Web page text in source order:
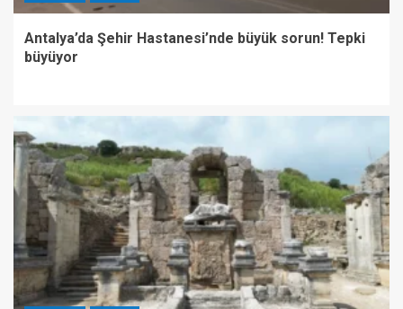
Antalya’da Şehir Hastanesi’nde büyük sorun! Tepki
büyüyor